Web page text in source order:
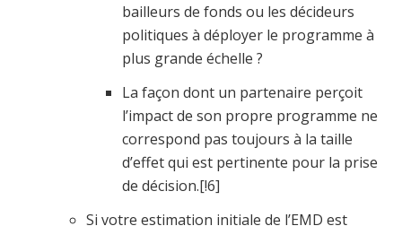
bailleurs de fonds ou les décideurs
politiques à déployer le programme à
plus grande échelle ?
La façon dont un partenaire perçoit
l’impact de son propre programme ne
correspond pas toujours à la taille
d’effet qui est pertinente pour la prise
de décision.[!6]
Si votre estimation initiale de l’EMD est